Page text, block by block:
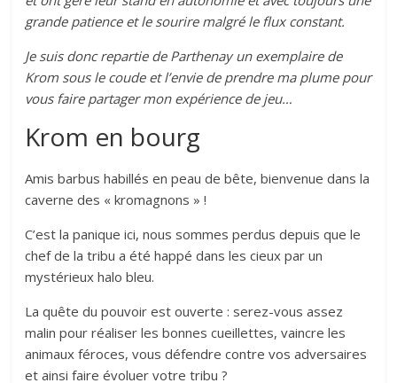
grande patience et le sourire malgré le flux constant.
Je suis donc repartie de Parthenay un exemplaire de
Krom sous le coude et l’envie de prendre ma plume pour
vous faire partager mon expérience de jeu…
Krom en bourg
Amis barbus habillés en peau de bête, bienvenue dans la
caverne des « kromagnons » !
C’est la panique ici, nous sommes perdus depuis que le
chef de la tribu a été happé dans les cieux par un
mystérieux halo bleu.
La quête du pouvoir est ouverte : serez-vous assez
malin pour réaliser les bonnes cueillettes, vaincre les
animaux féroces, vous défendre contre vos adversaires
et ainsi faire évoluer votre tribu ?